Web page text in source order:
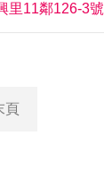
里11鄰126-3號
頁